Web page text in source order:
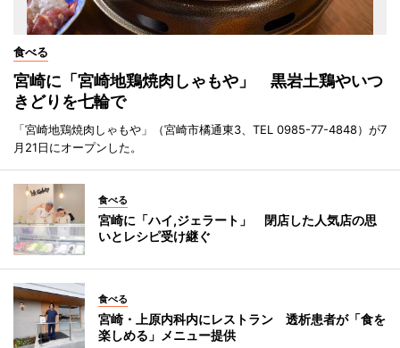
食べる
宮崎に「宮崎地鶏焼肉しゃもや」 黒岩土鶏やいつ
きどりを七輪で
「宮崎地鶏焼肉しゃもや」（宮崎市橘通東3、TEL 0985-77-4848）が7
月21日にオープンした。
食べる
宮崎に「ハイ,ジェラート」 閉店した人気店の思
いとレシピ受け継ぐ
食べる
宮崎・上原内科内にレストラン 透析患者が「食を
楽しめる」メニュー提供